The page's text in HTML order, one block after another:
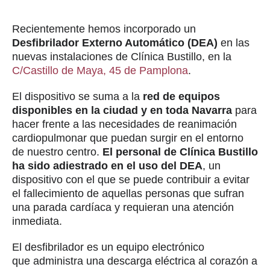
Recientemente hemos incorporado un
Desfibrilador Externo Automático (DEA) en las
nuevas instalaciones de Clínica Bustillo, en la
C/Castillo de Maya, 45 de Pamplona.
El dispositivo se suma a la red de equipos
disponibles en la ciudad y en toda Navarra para
hacer frente a las necesidades de reanimación
cardiopulmonar que puedan surgir en el entorno
de nuestro centro. El personal de Clínica Bustillo
ha sido adiestrado en el uso del DEA, un
dispositivo con el que se puede contribuir a evitar
el fallecimiento de aquellas personas que sufran
una parada cardíaca y requieran una atención
inmediata.
El desfibrilador es un equipo electrónico
que administra una descarga eléctrica al corazón a